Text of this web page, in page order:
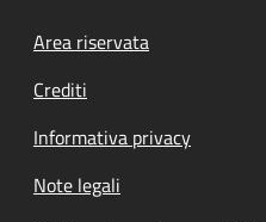
Footer menu
Area riservata
Crediti
Informativa privacy
Note legali